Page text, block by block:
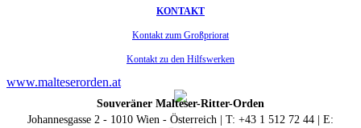
KONTAKT
Kontakt zum Großpriorat
Kontakt zu den Hilfswerken
www.malteserorden.at
Souveräner Malteser-Ritter-Orden
Johannesgasse 2 - 1010 Wien - Österreich | T: +43 1 512 72 44 | E: